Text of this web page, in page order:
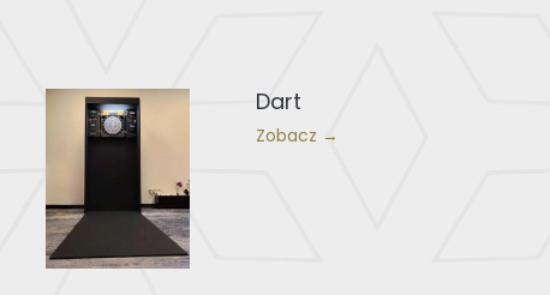
Dart
Zobacz →